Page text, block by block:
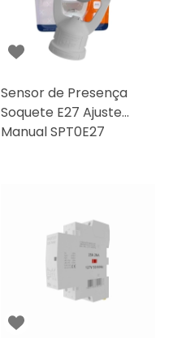
Sensor de Presença
Soquete E27 Ajuste
Manual SPT0E27